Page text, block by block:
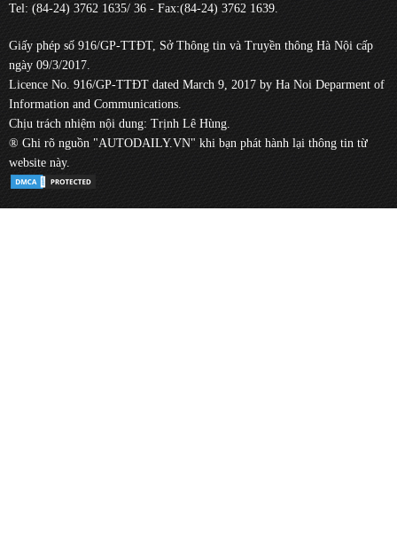
Tel: (84-24) 3762 1635/ 36 - Fax:(84-24) 3762 1639.
Giấy phép số 916/GP-TTĐT, Sở Thông tin và Truyền thông Hà Nội cấp
ngày 09/3/2017.
Licence No. 916/GP-TTĐT dated March 9, 2017 by Ha Noi Deparment of
Information and Communications.
Chịu trách nhiệm nội dung: Trịnh Lê Hùng.
® Ghi rõ nguồn "AUTODAILY.VN" khi bạn phát hành lại thông tin từ
website này.